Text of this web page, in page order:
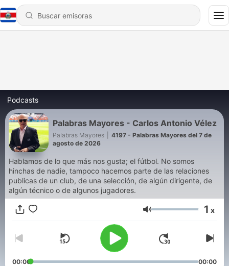
Podcasts
Palabras Mayores - Carlos Antonio Vélez
Palabras Mayores
4197 - Palabras Mayores del 7 de
agosto de 2026
Hablamos de lo que más nos gusta; el fútbol. No somos
hinchas de nadie, tampoco hacemos parte de las relaciones
publicas de un club, de una selección, de algún dirigente, de
algún técnico o de algunos jugadores.
Volumen 1 x
00:00 00:00